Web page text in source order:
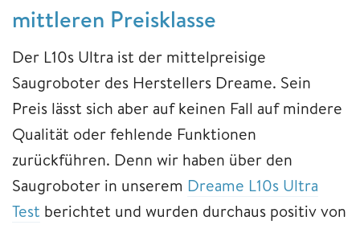
mittleren Preisklasse
Der L10s Ultra ist der mittelpreisige
Saugroboter des Herstellers Dreame. Sein
Preis lässt sich aber auf keinen Fall auf mindere
Qualität oder fehlende Funktionen
zurückführen. Denn wir haben über den
Saugroboter in unserem Dreame L10s Ultra
Test berichtet und wurden durchaus positiv von